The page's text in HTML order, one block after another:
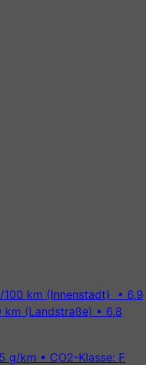
100 km (Innenstadt) • 6,9
km (Landstraße) • 6,8
g/km • CO2-Klasse: F